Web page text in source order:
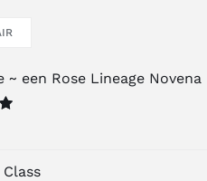
~ een Rose Lineage Novena